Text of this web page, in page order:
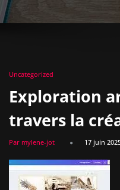
Uncategorized
Exploration
travers la
Par mylene-jot 17 juin